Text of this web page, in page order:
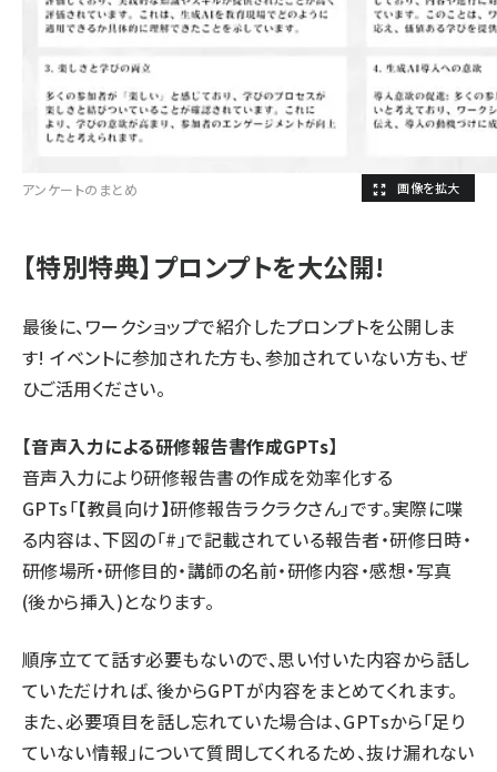
アンケートのまとめ
【特別特典】プロンプトを大公開!
最後に、ワークショップで紹介したプロンプトを公開しま
す! イベントに参加された方も、参加されていない方も、ぜ
ひご活用ください。
【音声入力による研修報告書作成GPTs】
音声入力により研修報告書の作成を効率化する
GPTs「【教員向け】研修報告ラクラクさん」です。実際に喋
る内容は、下図の「#」で記載されている報告者・研修日時・
研修場所・研修目的・講師の名前・研修内容・感想・写真
(後から挿入)となります。
順序立てて話す必要もないので、思い付いた内容から話し
ていただければ、後からGPTが内容をまとめてくれます。
また、必要項目を話し忘れていた場合は、GPTsから「足り
ていない情報」について質問してくれるため、抜け漏れない